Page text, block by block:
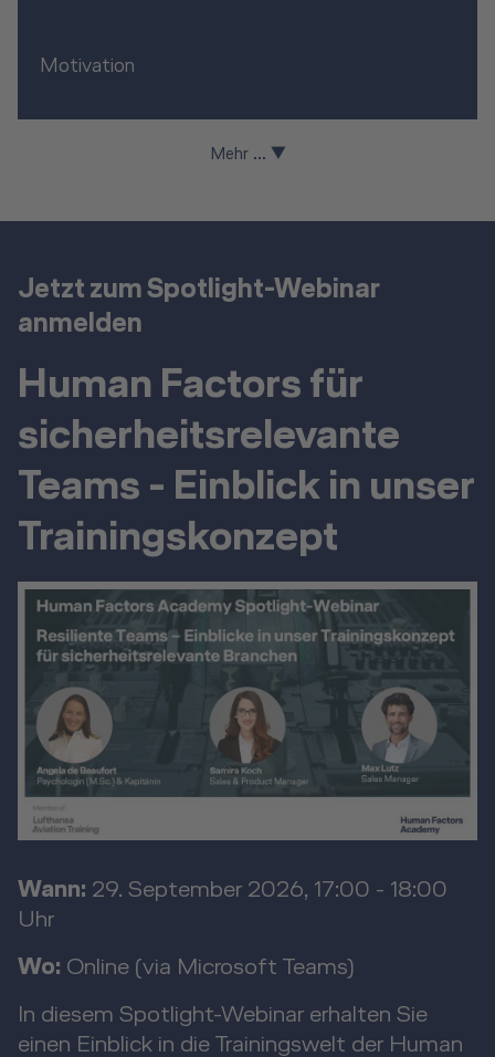
Motivation
Mehr ... ▼
Jetzt zum Spotlight-Webinar
anmelden
Human Factors für
sicherheitsrelevante
Teams - Einblick in unser
Trainingskonzept
Wann: 29. September 2026, 17:00 - 18:00
Uhr
Wo: Online (via Microsoft Teams)
In diesem Spotlight-Webinar erhalten Sie
einen Einblick in die Trainingswelt der Human